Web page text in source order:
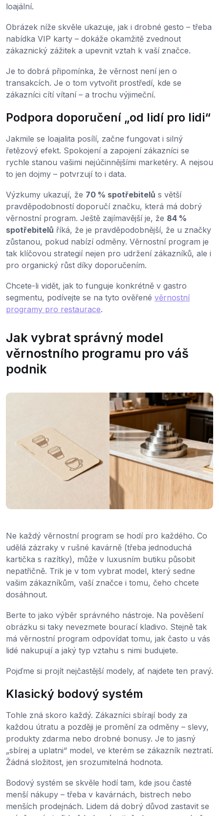
loajální.
Obrázek níže skvěle ukazuje, jak i drobné gesto – třeba
nabídka VIP karty – dokáže okamžitě zvednout
zákaznický zážitek a upevnit vztah k vaší značce.
Je to dobrá připomínka, že věrnost není jen o
transakcích. Je o tom vytvořit prostředí, kde se
zákazníci cítí vítaní – a trochu výjimeční.
Podpora doporučení „od lidí pro lidi“
Jakmile se loajalita posílí, začne fungovat i silný
řetězový efekt. Spokojení a zapojení zákazníci se
rychle stanou vašimi nejúčinnějšími marketéry. A nejsou
to jen dojmy – potvrzují to i data.
Výzkumy ukazují, že 70 % spotřebitelů s větší
pravděpodobností doporučí značku, která má dobrý
věrnostní program. Ještě zajímavější je, že 84 %
spotřebitelů říká, že je pravděpodobnější, že u značky
zůstanou, pokud nabízí odměny. Věrnostní program je
tak klíčovou strategií nejen pro udržení zákazníků, ale i
pro organický růst díky doporučením.
Chcete-li vidět, jak to funguje konkrétně v gastro
segmentu, podívejte se na tyto ověřené věrnostní
programy pro restaurace.
Jak vybrat správný model
věrnostního programu pro váš
podnik
Ne každý věrnostní program se hodí pro každého. Co
udělá zázraky v rušné kavárně (třeba jednoduchá
kartička s razítky), může v luxusním butiku působit
nepatřičně. Trik je v tom vybrat model, který sedne
vašim zákazníkům, vaší značce i tomu, čeho chcete
dosáhnout.
Berte to jako výběr správného nástroje. Na pověšení
obrázku si taky nevezmete bourací kladivo. Stejně tak
má věrnostní program odpovídat tomu, jak často u vás
lidé nakupují a jaký typ vztahu s nimi budujete.
Pojďme si projít nejčastější modely, ať najdete ten pravý.
Klasický bodový systém
Tohle zná skoro každý. Zákazníci sbírají body za
každou útratu a později je promění za odměny – slevy,
produkty zdarma nebo drobné bonusy. Je to jasný
„sbírej a uplatni“ model, ve kterém se zákazník neztratí.
Žádná složitost, jen srozumitelná hodnota.
Bodový systém se skvěle hodí tam, kde jsou časté
menší nákupy – třeba v kavárnách, bistrech nebo
menších prodejnách. Lidem dá dobrý důvod zastavit se